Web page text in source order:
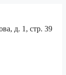
д. 1, стр. 39